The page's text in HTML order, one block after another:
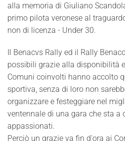
alla memoria di Giuliano
primo pilota veronese al
non di licenza - Under 30.
Il Benacvs Rally ed il Rally
possibili grazie alla disponibilità
Comuni coinvolti hanno accolto
sportiva, senza di loro non
organizzare e festeggiare nel
ventennale di una gara che sta a
appassionati.
Perciò un grazie va fin d'ora ai